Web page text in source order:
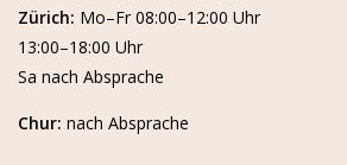
Zürich: Mo–Fr 08:00–12:00 Uhr
13:00–18:00 Uhr
Sa nach Absprache
Chur: nach Absprache